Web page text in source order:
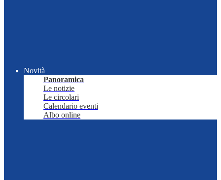
Novità
Panoramica
Le notizie
Le circolari
Calendario eventi
Albo online